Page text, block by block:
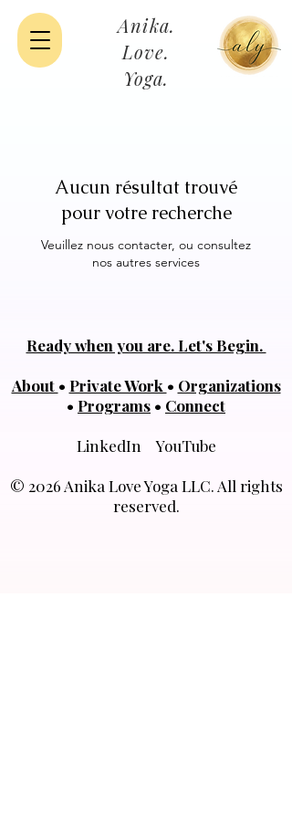
Anika.
Love.
Yoga.
Aucun résultat trouvé
pour votre recherche
Veuillez nous contacter, ou consultez
nos autres services
Ready when you are. Let's Begin.
About • Private Work • Organizations
• Programs • Connect
LinkedIn YouTube
© 2026 Anika Love Yoga LLC. All rights
reserved.